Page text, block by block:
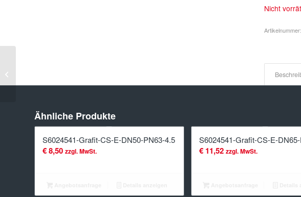
Nicht
Artikelnummer:
Ähnliche Produkte
S6024541-Grafit-CS-E-DN50-PN63-4.5
€8,50 zzgl. MwSt.
S6024541-Grafit-CS-E-
€11,52 zzgl. MwSt.